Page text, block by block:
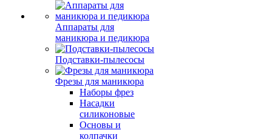
Аппараты для
маникюра и педикюра
Подставки-пылесосы
Фрезы для маникюра
Наборы фрез
Насадки
силиконовые
Основы и
колпачки